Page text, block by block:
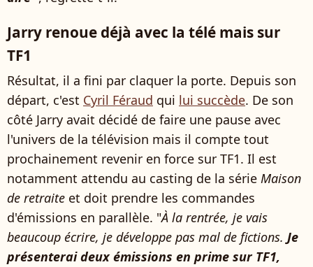
Jarry renoue déjà avec la télé mais sur
TF1
Résultat, il a fini par claquer la porte. Depuis son
départ, c'est Cyril Féraud qui lui succède. De son
côté Jarry avait décidé de faire une pause avec
l'univers de la télévision mais il compte tout
prochainement revenir en force sur TF1. Il est
notamment attendu au casting de la série Maison
de retraite et doit prendre les commandes
d'émissions en parallèle. "À la rentrée, je vais
beaucoup écrire, je développe pas mal de fictions. Je
présenterai deux émissions en prime sur TF1,